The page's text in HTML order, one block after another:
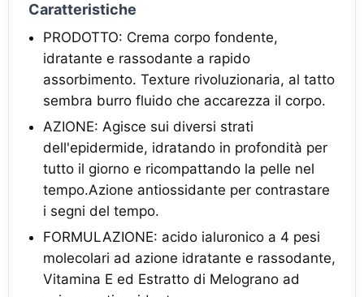
Caratteristiche
PRODOTTO: Crema corpo fondente,
idratante e rassodante a rapido
assorbimento. Texture rivoluzionaria, al tatto
sembra burro fluido che accarezza il corpo.
AZIONE: Agisce sui diversi strati
dell'epidermide, idratando in profondità per
tutto il giorno e ricompattando la pelle nel
tempo.Azione antiossidante per contrastare
i segni del tempo.
FORMULAZIONE: acido ialuronico a 4 pesi
molecolari ad azione idratante e rassodante,
Vitamina E ed Estratto di Melograno ad